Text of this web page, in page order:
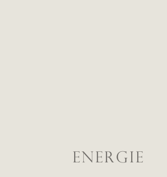
ENERGIE